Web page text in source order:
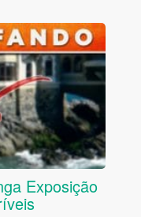
Exposição